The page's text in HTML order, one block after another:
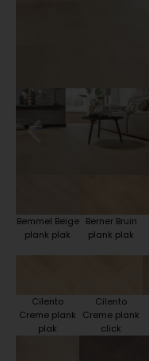
Bemmel Beige
plank plak
Berner Bruin
plank plak
Cilento
Creme plank
plak
Cilento
Creme plank
click